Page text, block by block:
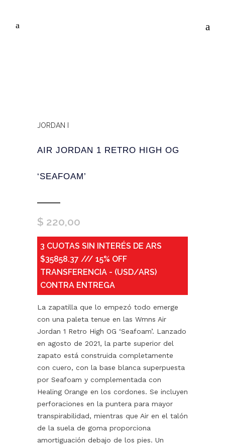
JORDAN I
AIR JORDAN 1 RETRO HIGH OG
‘SEAFOAM’
$ 220,00
3 CUOTAS SIN INTERÉS DE ARS
$35858.37 /// 15% OFF
TRANSFERENCIA - (USD/ARS)
CONTRA ENTREGA
La zapatilla que lo empezó todo emerge
con una paleta tenue en las Wmns Air
Jordan 1 Retro High OG ‘Seafoam’. Lanzado
en agosto de 2021, la parte superior del
zapato está construida completamente
con cuero, con la base blanca superpuesta
por Seafoam y complementada con
Healing Orange en los cordones. Se incluyen
perforaciones en la puntera para mayor
transpirabilidad, mientras que Air en el talón
de la suela de goma proporciona
amortiguación debajo de los pies. Un